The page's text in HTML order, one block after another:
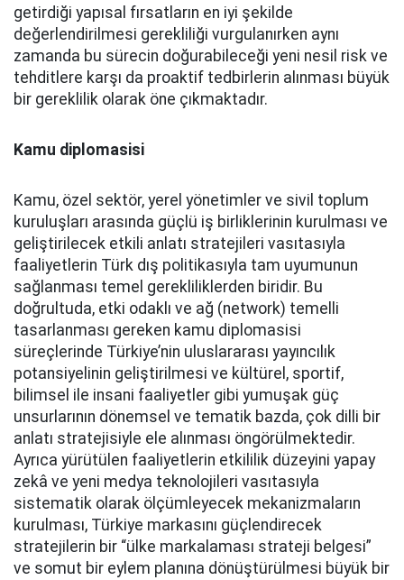
getirdiği yapısal fırsatların en iyi şekilde
değerlendirilmesi gerekliliği vurgulanırken aynı
zamanda bu sürecin doğurabileceği yeni nesil risk ve
tehditlere karşı da proaktif tedbirlerin alınması büyük
bir gereklilik olarak öne çıkmaktadır.
Kamu diplomasisi
Kamu, özel sektör, yerel yönetimler ve sivil toplum
kuruluşları arasında güçlü iş birliklerinin kurulması ve
geliştirilecek etkili anlatı stratejileri vasıtasıyla
faaliyetlerin Türk dış politikasıyla tam uyumunun
sağlanması temel gerekliliklerden biridir. Bu
doğrultuda, etki odaklı ve ağ (network) temelli
tasarlanması gereken kamu diplomasisi
süreçlerinde Türkiye’nin uluslararası yayıncılık
potansiyelinin geliştirilmesi ve kültürel, sportif,
bilimsel ile insani faaliyetler gibi yumuşak güç
unsurlarının dönemsel ve tematik bazda, çok dilli bir
anlatı stratejisiyle ele alınması öngörülmektedir.
Ayrıca yürütülen faaliyetlerin etkililik düzeyini yapay
zekâ ve yeni medya teknolojileri vasıtasıyla
sistematik olarak ölçümleyecek mekanizmaların
kurulması, Türkiye markasını güçlendirecek
stratejilerin bir “ülke markalaması strateji belgesi”
ve somut bir eylem planına dönüştürülmesi büyük bir